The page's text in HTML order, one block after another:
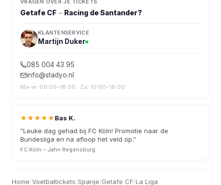
VRAGEN OVER JE TICKETS
Getafe CF – Racing de Santander?
KLANTENSERVICE
Martijn Duker
085 004 43 95
info@stadyo.nl
Ma–vr: 09:00–18:00 · Za: 10:00–16:00
★★★★★Bas K.
“Leuke dag gehad bij FC Köln! Promotie naar de
Bundesliga en na afloop het veld op.”
FC Köln – Jahn Regensburg
Home/Voetbaltickets/Spanje/Getafe CF/La Liga